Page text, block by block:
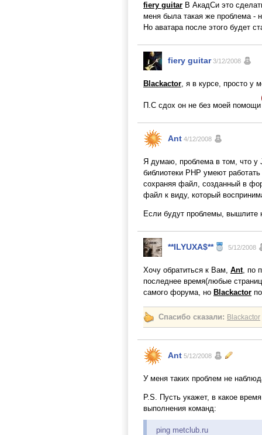
fiery guitar В АкадСи это
меня была такая же проблема -
Но аватара после этого будет
fiery guitar 3/12/2008
Blackactor, я в курсе, просто у
П.С сдох он не без моей помощи
Ant 4/12/2008
Я думаю, проблема в том, что у
библиотеки PHP умеют
сохраняя файл, созданный в
файл к виду, который
Если будут проблемы, вышлите
**ILYUXA$** 5/12/2008
Хочу обратиться к Вам, Ant, по
последнее время(любые
самого форума, но Blackactor
Спасибо сказали: Blackactor
Ant 5/12/2008
У меня таких проблем не
P.S. Пусть укажет, в какое
выполнения команд:
ping metclub.ru